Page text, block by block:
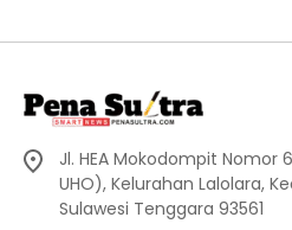
Jl. HEA Mokodompit Nomor
UHO), Kelurahan Lalolara,
Sulawesi Tenggara 93561